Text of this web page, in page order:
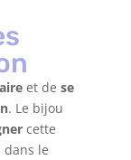
et de se
. Le bijou
cette
le